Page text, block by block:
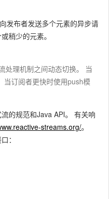
发布者发送多个元素的异步请
稍少的元素。
处理机制之间动态切换。 当
当订阅者更快时使用push模
的规范和Java API。 有关响
streams.org/。
：